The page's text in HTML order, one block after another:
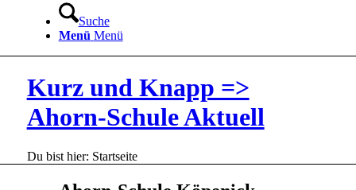
Suche
Menü Menü
Kurz und Knapp =>
Ahorn-Schule Aktuell
Du bist hier: Startseite